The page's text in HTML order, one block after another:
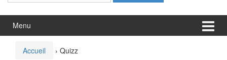
Menu
Accueil › Quizz